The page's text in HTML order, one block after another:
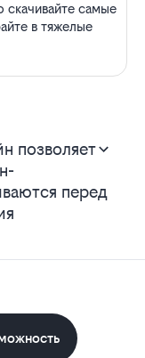
скачивайте самые
в тяжелые
позволяет
перед